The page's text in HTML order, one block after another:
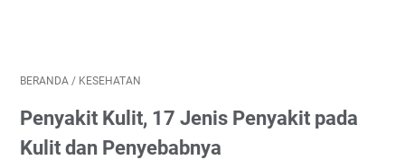
BERANDA / KESEHATAN
Penyakit Kulit, 17 Jenis Penyakit pada
Kulit dan Penyebabnya